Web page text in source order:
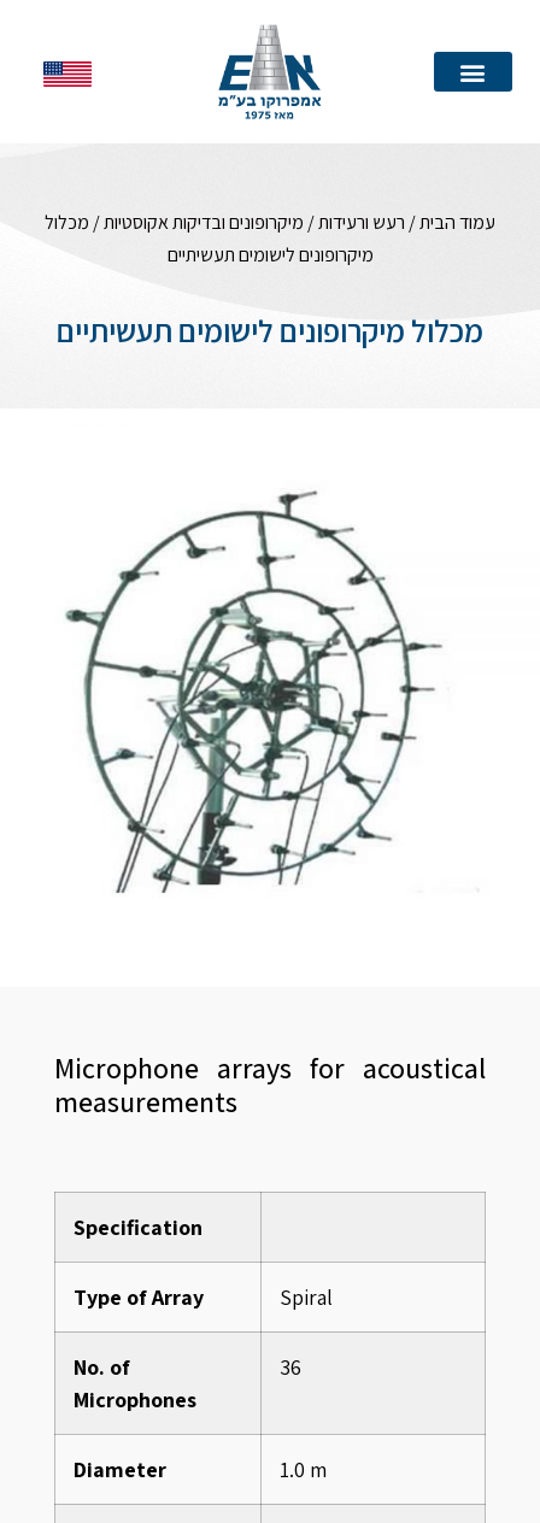
עמוד הבית/ רעש ורעידות/ מיקרופונים ובדיקות אקוסטיות/ מכלול
מיקרופונים לישומים תעשיתיים
מכלול מיקרופונים לישומים תעשיתיים
Microphone arrays for acoustical
measurements
Specification
Type of Array Spiral
No. of
Microphones
36
Diameter 1.0 m